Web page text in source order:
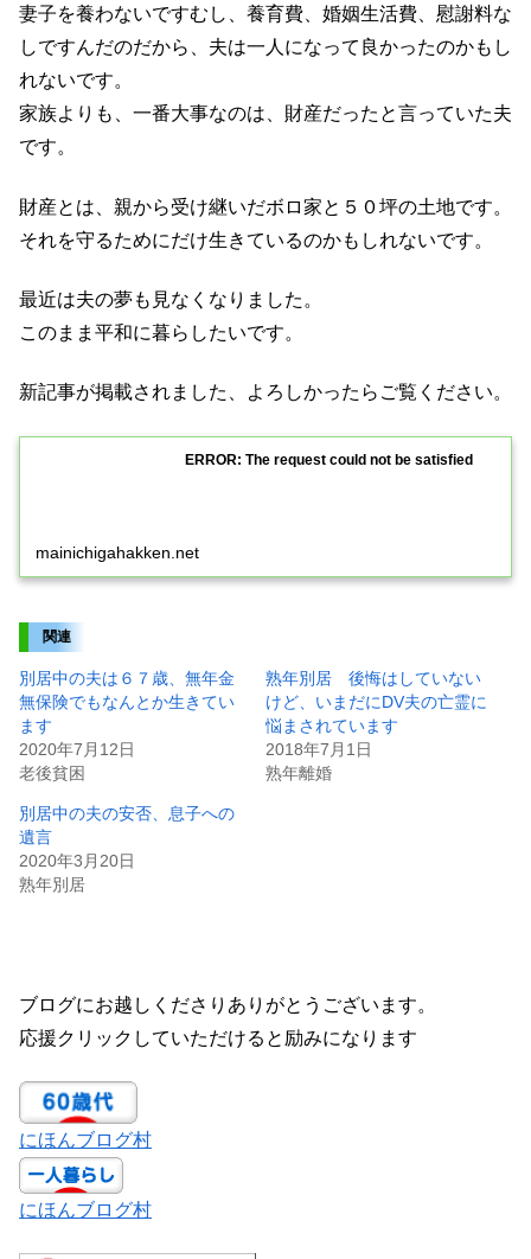
妻子を養わないですむし、養育費、婚姻生活費、慰謝料な
しですんだのだから、夫は一人になって良かったのかもし
れないです。
家族よりも、一番大事なのは、財産だったと言っていた夫
です。
財産とは、親から受け継いだボロ家と５０坪の土地です。
それを守るためにだけ生きているのかもしれないです。
最近は夫の夢も見なくなりました。
このまま平和に暮らしたいです。
新記事が掲載されました、よろしかったらご覧ください。
ERROR: The request could not be satisfied
mainichigahakken.net
関連
別居中の夫は６７歳、無年金
無保険でもなんとか生きてい
ます
2020年7月12日
老後貧困
熟年別居 後悔はしていない
けど、いまだにDV夫の亡霊に
悩まされています
2018年7月1日
熟年離婚
別居中の夫の安否、息子への
遺言
2020年3月20日
熟年別居
ブログにお越しくださりありがとうございます。
応援クリックしていただけると励みになります
にほんブログ村
にほんブログ村